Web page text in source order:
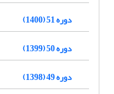
دوره 51 (1400)
دوره 50 (1399)
دوره 49 (1398)